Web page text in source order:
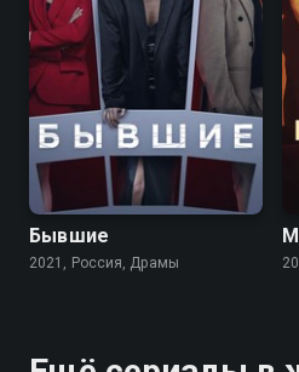
7.7 7.1
Бывшие
2021, Россия, Драмы